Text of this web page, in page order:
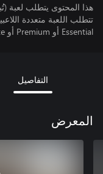
هذا المحتوى يتطلب لعبة
Essential أو Premium أو Ultimate (اشتراكات تُباع بشكل منفصل).
التفاصيل
المعرض